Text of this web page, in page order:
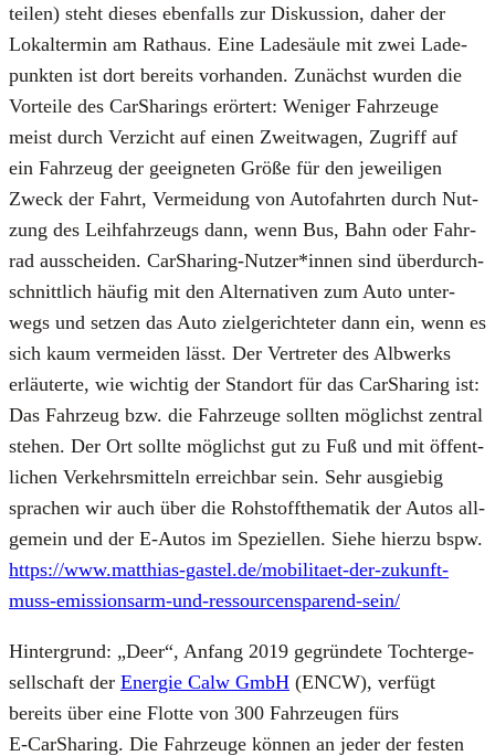
tei­len) steht die­ses eben­falls zur Dis­kus­si­on, daher der
Lokal­ter­min am Rat­haus. Eine Lade­säu­le mit zwei Lade­
punk­ten ist dort bereits vor­han­den. Zunächst wur­den die
Vor­tei­le des Car­Sha­rings erör­tert: Weni­ger Fahr­zeu­ge
meist durch Ver­zicht auf einen Zweit­wa­gen, Zugriff auf
ein Fahr­zeug der geeig­ne­ten Grö­ße für den jewei­li­gen
Zweck der Fahrt, Ver­mei­dung von Auto­fahr­ten durch Nut­
zung des Leih­fahr­zeugs dann, wenn Bus, Bahn oder Fahr­
rad aus­schei­den. CarSharing-Nutzer*innen sind über­durch­
schnitt­lich häu­fig mit den Alter­na­ti­ven zum Auto unter­
wegs und set­zen das Auto ziel­ge­rich­te­ter dann ein, wenn es
sich kaum ver­mei­den lässt. Der Ver­tre­ter des Alb­werks
erläu­ter­te, wie wich­tig der Stand­ort für das Car­Sha­ring ist:
Das Fahr­zeug bzw. die Fahr­zeu­ge soll­ten mög­lichst zen­tral
ste­hen. Der Ort soll­te mög­lichst gut zu Fuß und mit öffent­
li­chen Ver­kehrs­mit­teln erreich­bar sein. Sehr aus­gie­big
spra­chen wir auch über die Roh­stoff­the­ma­tik der Autos all­
ge­mein und der E‑Autos im Spe­zi­el­len. Sie­he hier­zu bspw.
https://www.matthias-gastel.de/mobilitaet-der-zukunft-
muss-emissionsarm-und-ressourcensparend-sein/
Hin­ter­grund: „Deer“, Anfang 2019 gegrün­de­te Toch­ter­ge­
sell­schaft der Ener­gie Calw GmbH (ENCW), ver­fügt
bereits über eine Flot­te von 300 Fahr­zeu­gen fürs
E‑CarSharing. Die Fahr­zeu­ge kön­nen an jeder der fes­ten